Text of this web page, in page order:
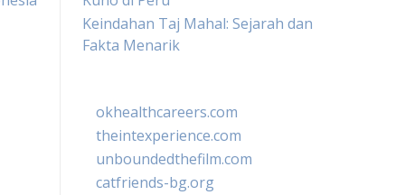
Keindahan Taj Mahal: Sejarah dan
Fakta Menarik
okhealthcareers.com
theintexperience.com
unboundedthefilm.com
catfriends-bg.org